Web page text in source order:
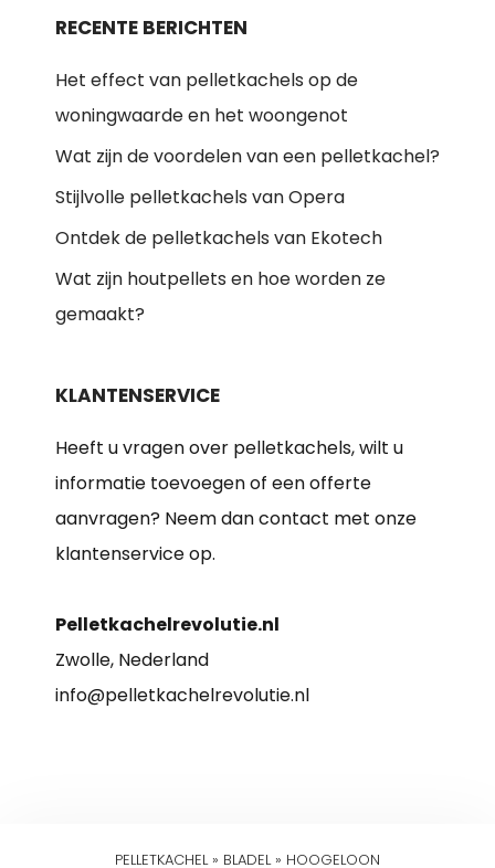
RECENTE BERICHTEN
Het effect van pelletkachels op de
woningwaarde en het woongenot
Wat zijn de voordelen van een pelletkachel?
Stijlvolle pelletkachels van Opera
Ontdek de pelletkachels van Ekotech
Wat zijn houtpellets en hoe worden ze
gemaakt?
KLANTENSERVICE
Heeft u vragen over pelletkachels, wilt u
informatie toevoegen of een offerte
aanvragen? Neem dan contact met onze
klantenservice op.
Pelletkachelrevolutie.nl
Zwolle, Nederland
info@pelletkachelrevolutie.nl
PELLETKACHEL» BLADEL» HOOGELOON